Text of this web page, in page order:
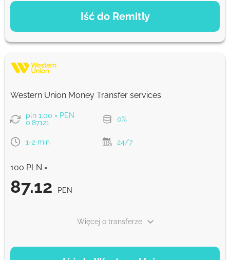
Iść do Remitly
OPCJE PŁATNOŚCI
90.22 PEN 5 d
90.22 PEN
Prowizja Strumok, zawsze 0%
Western Union Money Transfer services
pln 1.00 = PEN
0.87121
0%
1-2 min 24/7
100 PLN =
87.12 PEN
Więcej o transferze
OPCJE PŁATNOŚCI